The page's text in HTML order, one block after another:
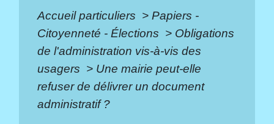
Accueil particuliers > Papiers -
Citoyenneté - Élections > Obligations
de l'administration vis-à-vis des
usagers > Une mairie peut-elle
refuser de délivrer un document
administratif ?